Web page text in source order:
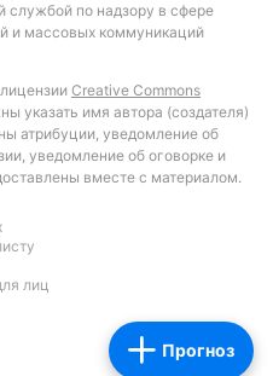
Прогноз
по надзору в сфере
и массовых коммуникаций
Creative Commons
указать имя автора (создателя)
атрибуции, уведомление об
уведомление об оговорке и
вместе с материалом.
лиц